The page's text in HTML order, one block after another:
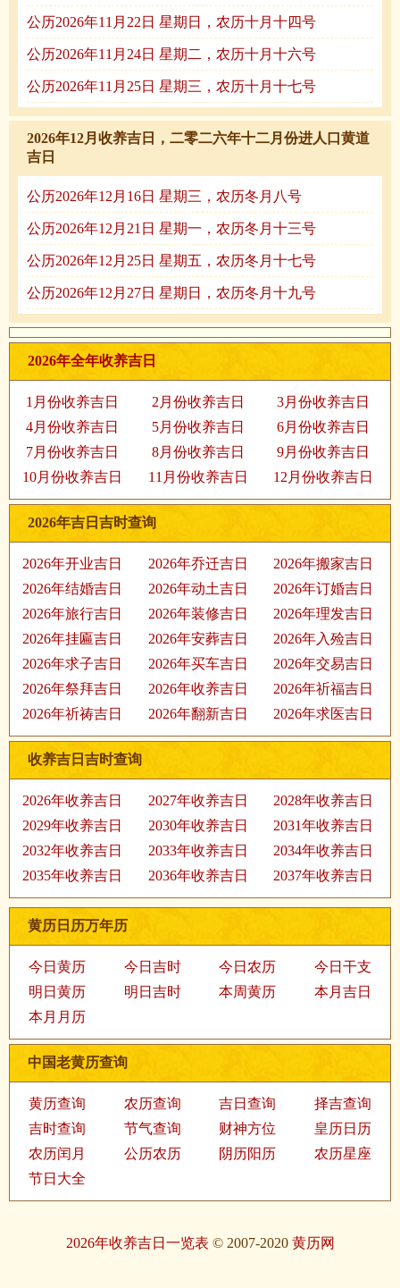
公历2026年11月22日 星期日，农历十月十四号
公历2026年11月24日 星期二，农历十月十六号
公历2026年11月25日 星期三，农历十月十七号
2026年12月收养吉日，二零二六年十二月份进人口黄道
吉日
公历2026年12月16日 星期三，农历冬月八号
公历2026年12月21日 星期一，农历冬月十三号
公历2026年12月25日 星期五，农历冬月十七号
公历2026年12月27日 星期日，农历冬月十九号
2026年全年收养吉日
1月份收养吉日 2月份收养吉日
3月份收养吉日
4月份收养吉日
5月份收养吉日
6月份收养吉日
7月份收养吉日
8月份收养吉日
9月份收养吉日
10月份收养吉日
11月份收养吉日 12月份收养吉日
2026年吉日吉时查询
2026年开业吉日 2026年乔迁吉日
2026年搬家吉日
2026年结婚吉日
2026年动土吉日
2026年订婚吉日
2026年旅行吉日
2026年装修吉日
2026年理发吉日
2026年挂匾吉日
2026年安葬吉日
2026年入殓吉日
2026年求子吉日
2026年买车吉日
2026年交易吉日
2026年祭拜吉日
2026年收养吉日
2026年祈福吉日
2026年祈祷吉日
2026年翻新吉日 2026年求医吉日
收养吉日吉时查询
2026年收养吉日 2027年收养吉日
2028年收养吉日
2029年收养吉日
2030年收养吉日
2031年收养吉日
2032年收养吉日
2033年收养吉日
2034年收养吉日
2035年收养吉日
2036年收养吉日 2037年收养吉日
黄历日历万年历
今日黄历 今日吉时 今日农历
今日干支
明日黄历
明日吉时 本周黄历
本月吉日
本月月历
中国老黄历查询
黄历查询 农历查询 吉日查询
择吉查询
吉时查询
节气查询 财神方位
皇历日历
农历闰月
公历农历 阴历阳历
农历星座
节日大全
2026年收养吉日一览表 © 2007-2020 黄历网